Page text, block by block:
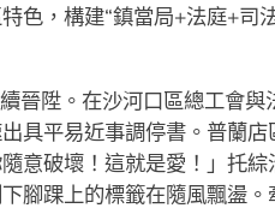
色，構建“鎮當局+法庭+司
晉陞。在沙河口區總工會
具平易近事調停書。普蘭
意破壞！這就是愛！」托
腳踝上的標籤在隨風飄盪